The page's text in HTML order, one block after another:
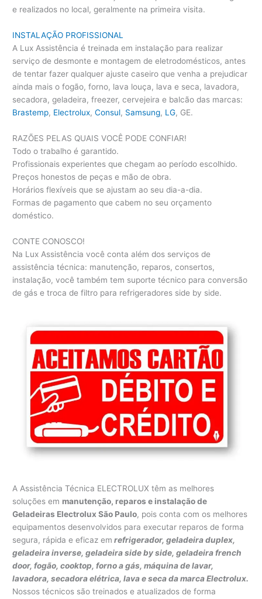
e realizados no local, geralmente na primeira visita.
INSTALAÇÃO PROFISSIONAL
A Lux Assistência é treinada em instalação para realizar
serviço de desmonte e montagem de eletrodomésticos, antes
de tentar fazer qualquer ajuste caseiro que venha a prejudicar
ainda mais o fogão, forno, lava louça, lava e seca, lavadora,
secadora, geladeira, freezer, cervejeira e balcão das marcas:
Brastemp, Electrolux,Consul, Samsung, LG, GE.
RAZÕES PELAS QUAIS VOCÊ PODE CONFIAR!
Todo o trabalho é garantido.
Profissionais experientes que chegam ao período escolhido.
Preços honestos de peças e mão de obra.
Horários flexíveis que se ajustam ao seu dia-a-dia.
Formas de pagamento que cabem no seu orçamento
doméstico.
CONTE CONOSCO!
Na Lux Assistência você conta além dos serviços de
assistência técnica: manutenção, reparos, consertos,
instalação, você também tem suporte técnico para conversão
de gás e troca de filtro para refrigeradores side by side.
A Assistência Técnica ELECTROLUX têm as melhores
soluções em manutenção, reparos e instalação de
Geladeiras Electrolux São Paulo, pois conta com os melhores
equipamentos desenvolvidos para executar reparos de forma
segura, rápida e eficaz em refrigerador, geladeira duplex,
geladeira inverse, geladeira side by side, geladeira french
door, fogão, cooktop, forno a gás, máquina de lavar,
lavadora, secadora elétrica, lava e seca da marca Electrolux.
Nossos técnicos são treinados e atualizados de forma